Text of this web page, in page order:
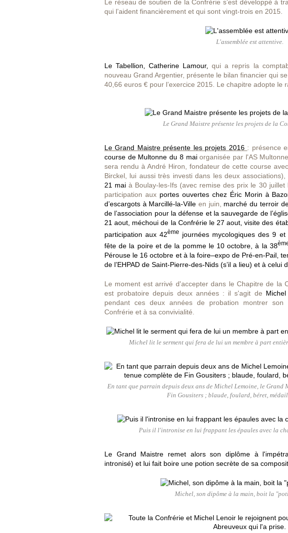
Le réseau de soutien de la Confrérie s’est développé à
qui l’aident financièrement et qui sont vingt-trois en 2015.
L'assemblée est attentive.
Le Tabellion,Catherine Lamour,
qui a repris la
nouveau Grand Argentier, présente le bilan financier qui
40,66 euros € pour l’exercice 2015. Le chapitre adopte le
Le Grand Maistre présente les projets de la
Le Grand Maistre présente les projets 2016 : présence
course de Multonne du 8 maiorganisée par l'AS
sera rendu à André Hiron, fondateur de cette course
Birckel, lui aussi très investi dans les deux associations),
21 mai à Boulay-les-Ifs (avec remise des prix le 30 juillet
participation aux portes ouvertes chez Éric Morin à
d’escargots à Marcillé-la-Ville en juin, marché du terroir
de l’association pour la défense et la sauvegarde de
21 aout, méchoui de la Confrérie le 27 aout, visite des
participation aux 42ème journées mycologiques des 9
fête de la poire et de la pomme le 10 octobre, à la 38
Pérouse le 16 octobre et à la foire–expo de Pré-en-Pail,
de l’EHPAD de Saint-Pierre-des-Nids (s’il a lieu) et à celui
Le moment est arrivé d'accepter dans le Chapitre de la
est probatoire depuis deux années : il s'agit de
pendant ces deux années de probation montrer
Confrérie et à sa convivialité.
Michel lit le serment qui fera de lui un membre à part
En tant que parrain depuis deux ans de Michel Lemoine, le Grand
Fin Gousiters ; blaude, foulard, béret,
Puis il l'intronise en lui frappant les épaules avec la
Le Grand Maistre remet alors son diplôme à
intronisé) et lui fait boire une potion secrète de sa
Michel, son dipôme à la main, boit la